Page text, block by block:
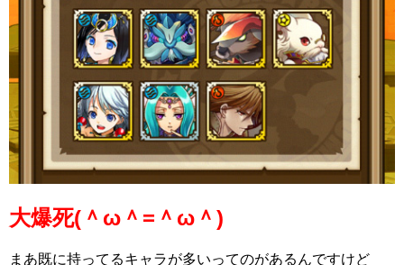
大爆死(＾ω＾=＾ω＾)
まあ既に持ってるキャラが多いってのがあるんですけど